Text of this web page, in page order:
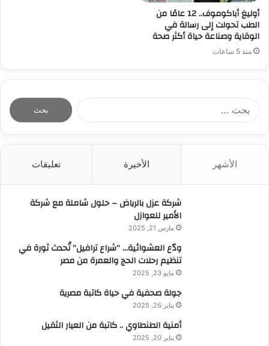
أوليغ أباكوموف.. 12 عامًا من
الطب تحولت إلى رسالة في
الوقاية وصناعة حياة أكثر صحة
منذ 5 ساعات
الأشهر الأخيرة تعليقات
شركة عزل بالرياض – حلول شاملة مع شركة
الأمير للعوازل
مارس 21, 2025
ودّع العشوائية… “شراع ترافيل” تُحدث ثورة في
تنظيم رحلات الحج والعمرة من مصر
مايو 23, 2025
جولة صحفية في حياة كاتبة مصرية
يناير 26, 2025
أمنية الطنطاوي .. كاتبة من العيار الثقيل
يناير 20, 2025